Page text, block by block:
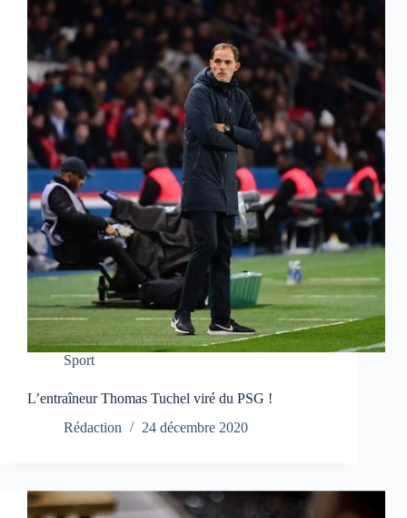
Sport
L’entraîneur Thomas Tuchel viré du PSG !
Rédaction
24 décembre 2020